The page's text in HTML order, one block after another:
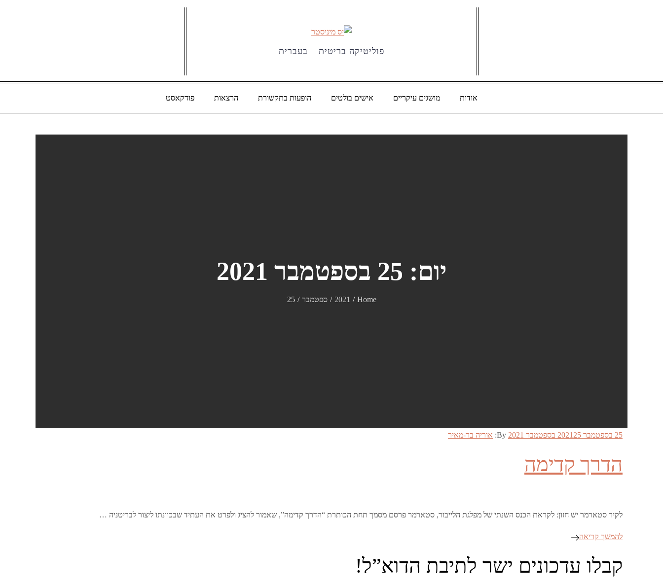
פוליטיקה בריטית – בעברית
אודות מושגים עיקריים אישים בולטים הופעות בתקשורת הרצאות פודקאסט
יום: 25 בספטמבר 2021
Home
2021 ספטמבר 25
Posted
25 בספטמבר 2021 25 בספטמבר 2021 By: אוריה בר-מאיר
הדרך קדימה
לקיר סטארמר יש חזון: לקראת הכנס השנתי של מפלגת הלייבור, סטארמר פרסם מסמך תחת הכותרת “הדרך קדימה”, שאמור להציג ולפרט את העתיד שבכוונתו ליצור לבריטניה …
להמשך קריאה
קבלו עדכונים ישר לתיבת הדוא”ל!